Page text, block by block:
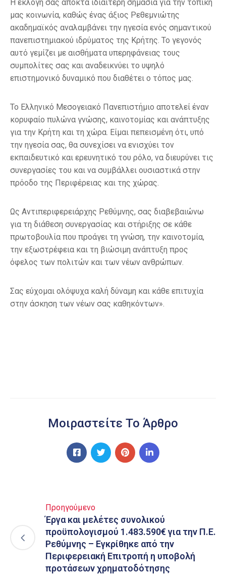
Η εκλογή σας αποκτά ιδιαίτερη σημασία για την τοπική
μας κοινωνία, καθώς ένας άξιος Ρεθεμνιώτης
ακαδημαϊκός αναλαμβάνει την ηγεσία ενός σημαντικού
πανεπιστημιακού ιδρύματος της Κρήτης. Το γεγονός
αυτό γεμίζει με αισθήματα υπερηφάνειας τους
συμπολίτες σας και αναδεικνύει το υψηλό
επιστημονικό δυναμικό που διαθέτει ο τόπος μας.
Το Ελληνικό Μεσογειακό Πανεπιστήμιο αποτελεί έναν
κορυφαίο πυλώνα γνώσης, καινοτομίας και ανάπτυξης
για την Κρήτη και τη χώρα. Είμαι πεπεισμένη ότι, υπό
την ηγεσία σας, θα συνεχίσει να ενισχύει τον
εκπαιδευτικό και ερευνητικό του ρόλο, να διευρύνει τις
συνεργασίες του και να συμβάλλει ουσιαστικά στην
πρόοδο της Περιφέρειας και της χώρας.
Ως Αντιπεριφερειάρχης Ρεθύμνης, σας διαβεβαιώνω
για τη διάθεση συνεργασίας και στήριξης σε κάθε
πρωτοβουλία που προάγει τη γνώση, την καινοτομία,
την εξωστρέφεια και τη βιώσιμη ανάπτυξη προς
όφελος των πολιτών και των νέων ανθρώπων.
Σας εύχομαι ολόψυχα καλή δύναμη και κάθε επιτυχία
στην άσκηση των νέων σας καθηκόντων».
Μοιραστείτε Το Άρθρο
Προηγούμενο
Έργα και μελέτες συνολικού
προϋπολογισμού 1.483.590€ για την Π.Ε.
Ρεθύμνης – Εγκρίθηκε από την
Περιφερειακή Επιτροπή η υποβολή
προτάσεων χρηματοδότησης